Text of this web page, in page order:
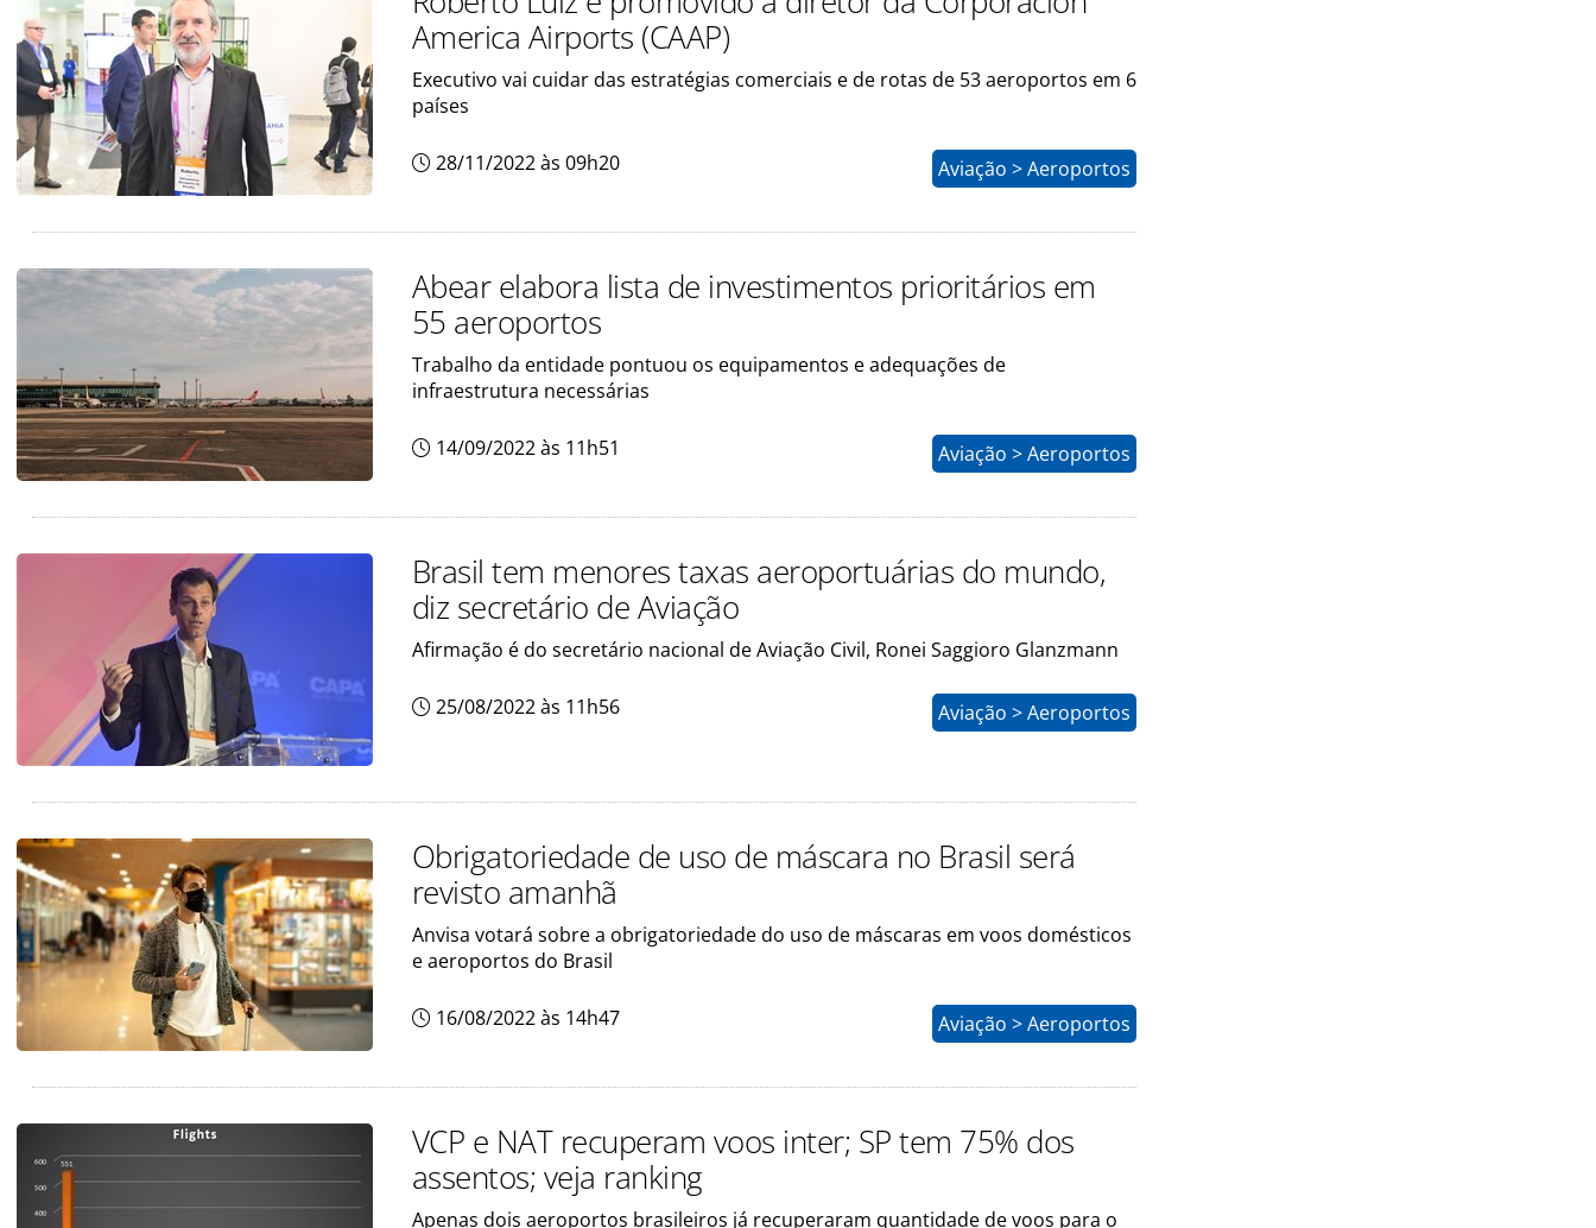
America Airports (CAAP)
Executivo vai cuidar das estratégias comerciais e de rotas de 53 aeroportos em 6
países
28/11/2022 às 09h20 Aviação > Aeroportos
Abear elabora lista de investimentos prioritários em
55 aeroportos
Trabalho da entidade pontuou os equipamentos e adequações de
infraestrutura necessárias
14/09/2022 às 11h51 Aviação > Aeroportos
Brasil tem menores taxas aeroportuárias do mundo,
diz secretário de Aviação
Afirmação é do secretário nacional de Aviação Civil, Ronei Saggioro Glanzmann
25/08/2022 às 11h56 Aviação > Aeroportos
Obrigatoriedade de uso de máscara no Brasil será
revisto amanhã
Anvisa votará sobre a obrigatoriedade do uso de máscaras em voos domésticos
e aeroportos do Brasil
16/08/2022 às 14h47 Aviação > Aeroportos
VCP e NAT recuperam voos inter; SP tem 75% dos
assentos; veja ranking
Apenas dois aeroportos brasileiros já recuperaram quantidade de voos para o